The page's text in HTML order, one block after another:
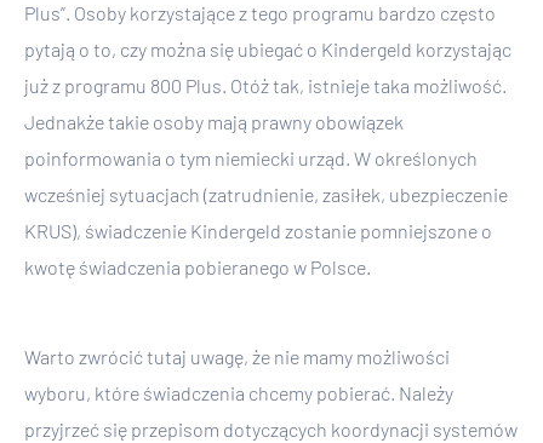
Plus”. Osoby korzystające z tego programu bardzo często
pytają o to, czy można się ubiegać o Kindergeld korzystając
już z programu 800 Plus. Otóż tak, istnieje taka możliwość.
Jednakże takie osoby mają prawny obowiązek
poinformowania o tym niemiecki urząd. W określonych
wcześniej sytuacjach (zatrudnienie, zasiłek, ubezpieczenie
KRUS), świadczenie Kindergeld zostanie pomniejszone o
kwotę świadczenia pobieranego w Polsce.
Warto zwrócić tutaj uwagę, że nie mamy możliwości
wyboru, które świadczenia chcemy pobierać. Należy
przyjrzeć się przepisom dotyczących koordynacji systemów